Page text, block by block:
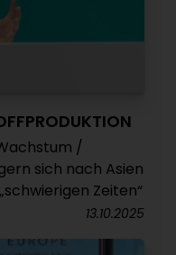
/
sich nach Asien
Zeiten“
13.10.2025